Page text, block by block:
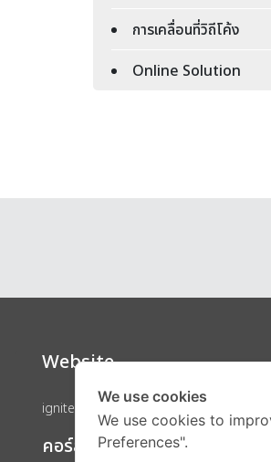
การเคลื่อนที่วิถีโค้ง
Online Solution
Website
ignite by OnDemand
คอร์สเรียน
We use cookies
We use cookies to
Preferences".